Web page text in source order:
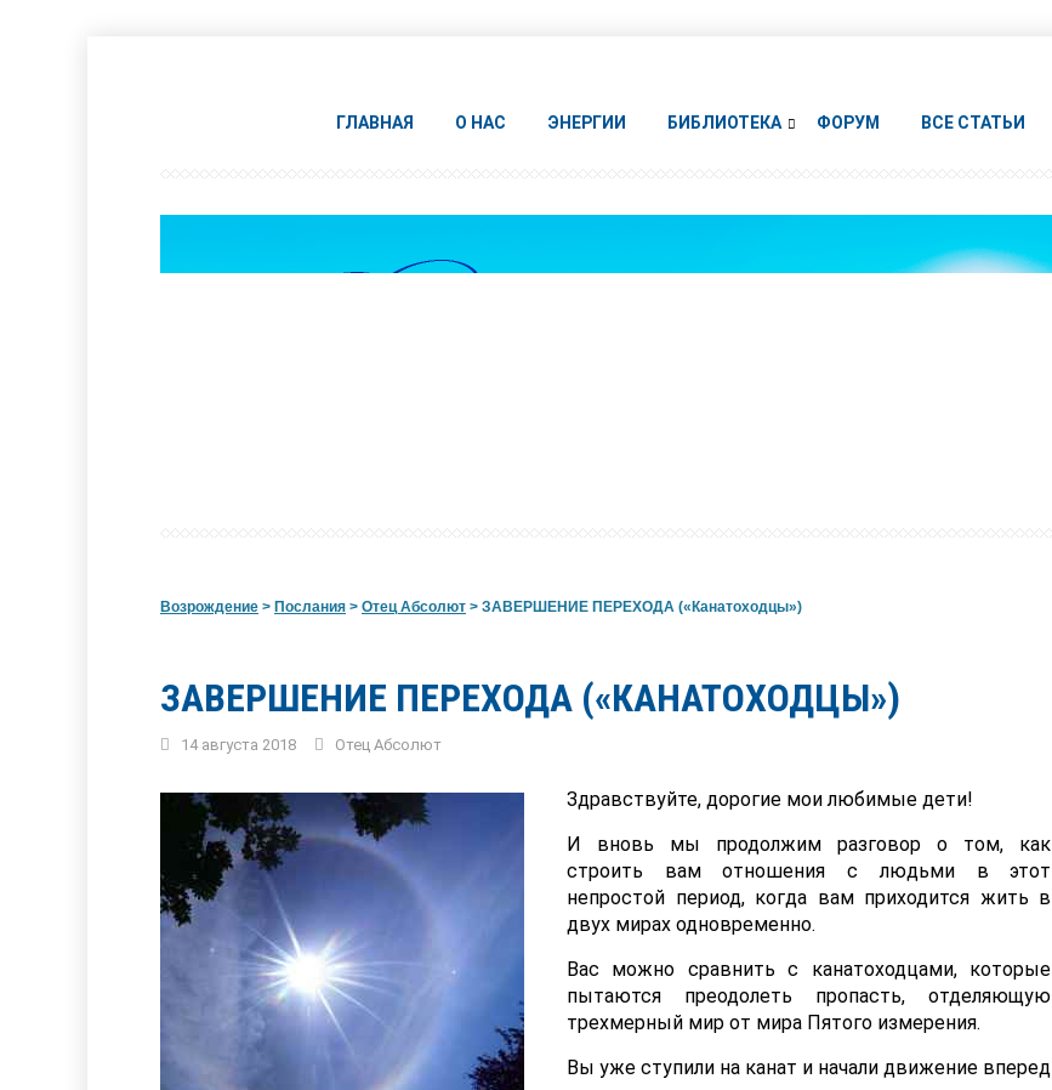
ГЛАВНАЯ О НАС ЭНЕРГИИ БИБЛИОТЕКА ФОРУМ ВСЕ СТАТЬИ
Возрождение > Послания > Отец Абсолют > ЗАВЕРШЕНИЕ ПЕРЕХОДА («Канатоходцы»)
ЗАВЕРШЕНИЕ ПЕРЕХОДА («КАНАТОХОДЦЫ»)
14 августа 2018 Отец Абсолют
Здравствуйте, дорогие мои любимые дети!
И вновь мы продолжим разговор о том, как
строить вам отношения с людьми в этот
непростой период, когда вам приходится жить в
двух мирах одновременно.
Вас можно сравнить с канатоходцами, которые
пытаются преодолеть пропасть, отделяющую
трехмерный мир от мира Пятого измерения.
Вы уже ступили на канат и начали движение вперед